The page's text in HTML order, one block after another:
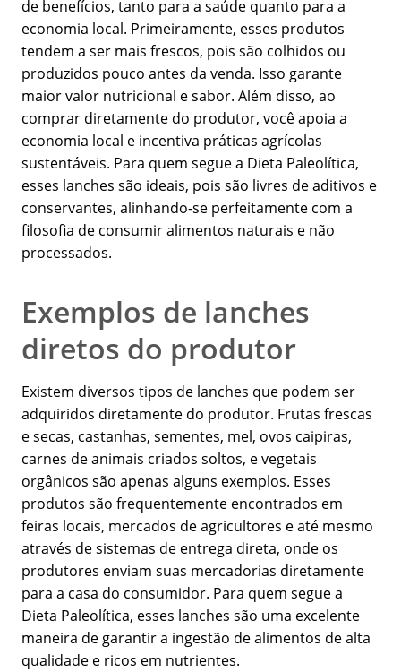
de benefícios, tanto para a saúde quanto para a
economia local. Primeiramente, esses produtos
tendem a ser mais frescos, pois são colhidos ou
produzidos pouco antes da venda. Isso garante
maior valor nutricional e sabor. Além disso, ao
comprar diretamente do produtor, você apoia a
economia local e incentiva práticas agrícolas
sustentáveis. Para quem segue a Dieta Paleolítica,
esses lanches são ideais, pois são livres de aditivos e
conservantes, alinhando-se perfeitamente com a
filosofia de consumir alimentos naturais e não
processados.
Exemplos de lanches
diretos do produtor
Existem diversos tipos de lanches que podem ser
adquiridos diretamente do produtor. Frutas frescas
e secas, castanhas, sementes, mel, ovos caipiras,
carnes de animais criados soltos, e vegetais
orgânicos são apenas alguns exemplos. Esses
produtos são frequentemente encontrados em
feiras locais, mercados de agricultores e até mesmo
através de sistemas de entrega direta, onde os
produtores enviam suas mercadorias diretamente
para a casa do consumidor. Para quem segue a
Dieta Paleolítica, esses lanches são uma excelente
maneira de garantir a ingestão de alimentos de alta
qualidade e ricos em nutrientes.